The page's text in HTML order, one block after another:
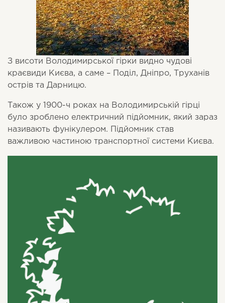
З висоти Володимирської гірки видно чудові
краєвиди Києва, а саме – Поділ, Дніпро, Труханів
острів та Дарницю.
Також у 1900-ч роках на Володимирській гірці
було зроблено електричний підйомник, який зараз
називають фунікулером. Підйомник став
важливою частиною транспортної системи Києва.